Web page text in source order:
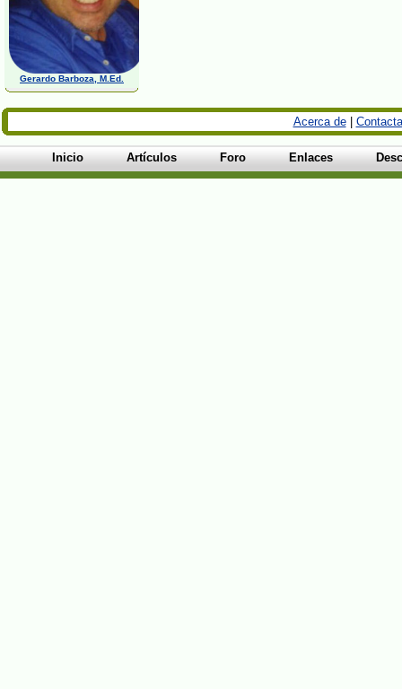
Gerardo Barboza, M.Ed.
Acerca de|
Inicio Artículos Foro Enlaces